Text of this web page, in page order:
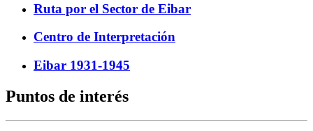
Ruta por el Sector de Eibar
Centro de Interpretación
Eibar 1931-1945
Puntos de interés